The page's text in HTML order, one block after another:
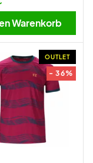
Warenkorb
OUTLET
- 36%